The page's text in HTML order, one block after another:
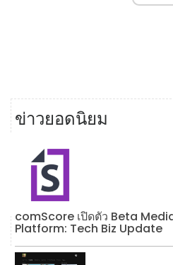
ข่าวยอดนิยม
comScore เปิดตัว Beta
Platform: Tech Biz Update